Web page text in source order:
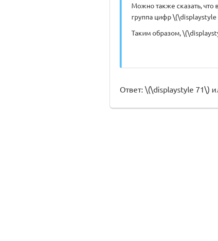
Можно также сказать,
группа цифр
Таким образом,
Ответ: \(\displaystyle 71\)